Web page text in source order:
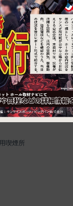
13 日本橋お起奈ビル 1F
喫煙所、喫煙可能施設
喫煙所